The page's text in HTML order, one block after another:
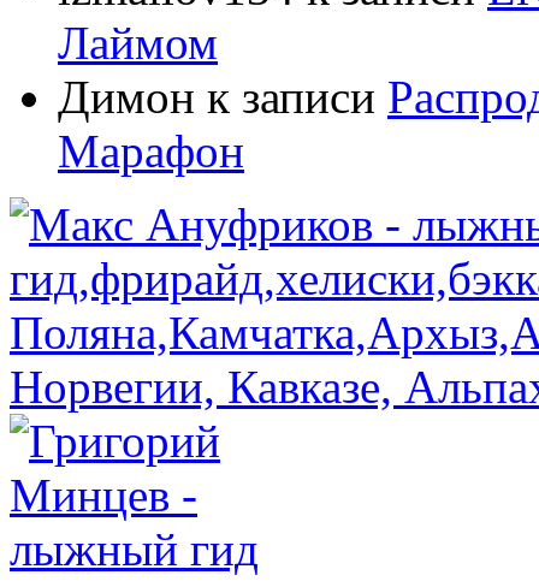
Лаймом
Димон к записи
Марафон